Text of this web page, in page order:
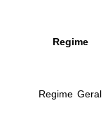
Regime
Regime Geral